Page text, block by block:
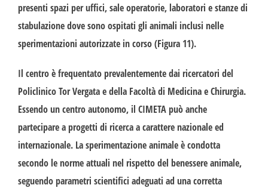
presenti spazi per uffici, sale operatorie, laboratori e stanze di
stabulazione dove sono ospitati gli animali inclusi nelle
sperimentazioni autorizzate in corso (Figura 11).
Il centro è frequentato prevalentemente dai ricercatori del
Policlinico Tor Vergata e della Facoltà di Medicina e Chirurgia.
Essendo un centro autonomo, il CIMETA può anche
partecipare a progetti di ricerca a carattere nazionale ed
internazionale. La sperimentazione animale è condotta
secondo le norme attuali nel rispetto del benessere animale,
seguendo parametri scientifici adeguati ad una corretta